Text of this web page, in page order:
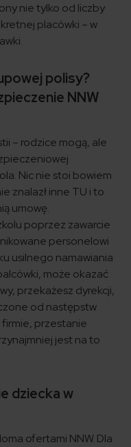
nie tylko od liczby
placówki – w
polisy?
NNW
– rodzice mogą, ale
Nic nie stoi bowiem
znalazł inne TU i to
umowę.
poprzez zawarcie
personelowi
usilnego namawiania
może okazać
przekażesz dyrekcji,
od następstw
firmie, przestanie
jest na to
dziecka w
ofertami NNW. Dla